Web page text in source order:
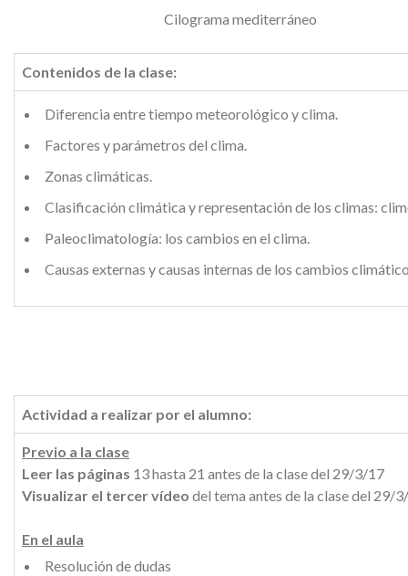
Cilograma mediterráneo
Contenidos de la clase:
Diferencia entre tiempo meteorológico y clima.
Factores y parámetros del clima.
Zonas climáticas.
Clasificación climática y representación de los climas:
Paleoclimatología: los cambios en el clima.
Causas externas y causas internas de los cambios
Actividad a realizar por el alumno:
Previo a la clase
Leer las páginas 13 hasta 21 antes de la clase del 29/3/17
Visualizar el tercer vídeo del tema antes de la clasedel 29/
En el aula
Resolución de dudas